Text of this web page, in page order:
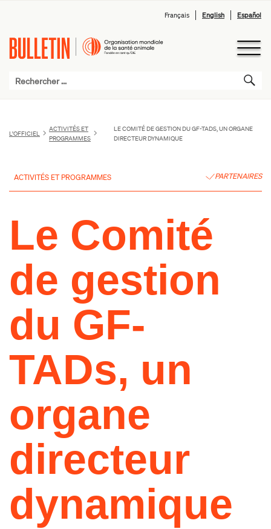
Français English Español
L’OFFICIEL
ACTIVITÉS ET
PROGRAMMES
LE COMITÉ DE GESTION DU GF-TADS, UN ORGANE
DIRECTEUR DYNAMIQUE
ACTIVITÉS ET PROGRAMMES PARTENAIRES
Le Comité
de gestion
du GF-
TADs, un
organe
directeur
dynamique